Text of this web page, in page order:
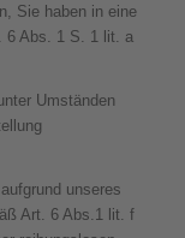
Sie haben in eine
6 Abs. 1 S. 1 lit. a
Umständen
unseres
Art. 6 Abs.1 lit. f